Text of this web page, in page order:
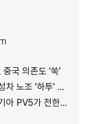
국 의존도 '쑥'
조 '하투' 재개
울림, 1000만뷰 돌파